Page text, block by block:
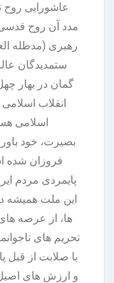
عاشورایی روح
مدد آن روح
رهبری (مدظله
ستمدیدگان
گمان در بهار
انقلاب
اسلامی
بصیرت، خود
فروزان شده
پایمردی مردم
این ملت همیشه
ها، از عرصه
تحریم های
با صلابت از قبل
و ارزش های